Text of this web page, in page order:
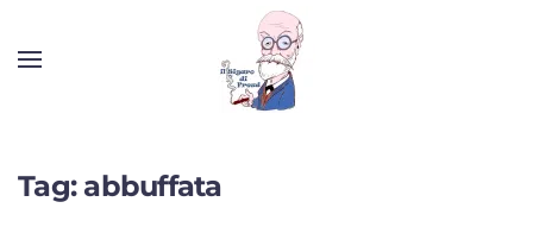
Tag: abbuffata